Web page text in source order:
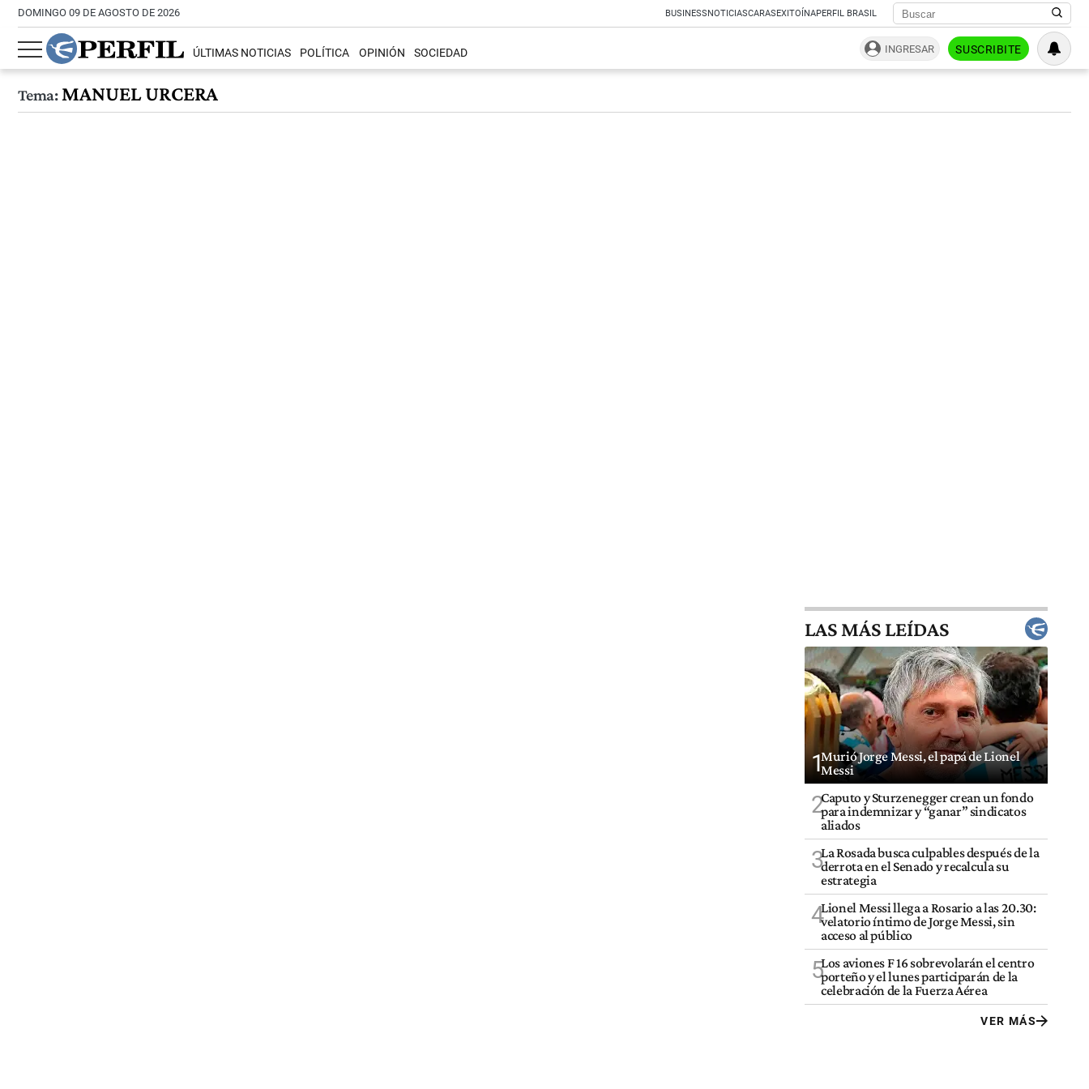
DOMINGO 09 DE AGOSTO DE 2026 BUSINESSNOTICIASCARASEXITOÍNAPERFIL BRASIL
ÚLTIMAS NOTICIAS POLÍTICA OPINIÓN SOCIEDAD INGRESAR SUSCRIBITE
Tema:MANUEL URCERA
LAS MÁS LEÍDAS
1Murió Jorge Messi, el papá de Lionel
Messi
2Caputo y Sturzenegger crean un fondo
para indemnizar y “ganar” sindicatos
aliados
3La Rosada busca culpables después de la
derrota en el Senado y recalcula su
estrategia
4Lionel Messi llega a Rosario a las 20.30:
velatorio íntimo de Jorge Messi, sin
acceso al público
5Los aviones F 16 sobrevolarán el centro
porteño y el lunes participarán de la
celebración de la Fuerza Aérea
VER MÁS